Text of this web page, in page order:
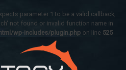
parameter 1 to be a valid callback,
not found or invalid function name in
wp-includes/plugin.php on line 525